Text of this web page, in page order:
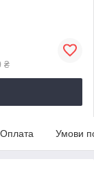
₴
Оплата Умови